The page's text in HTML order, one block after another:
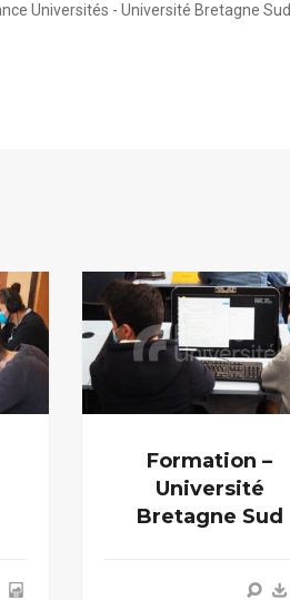
Universités - Université Bretagne Sud
Formation –
Université
Bretagne Sud